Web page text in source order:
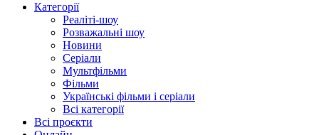
Категорії
Реаліті-шоу
Розважальні шоу
Новини
Серіали
Мультфільми
Фільми
Українські фільми і серіали
Всі категорії
Всі проєкти